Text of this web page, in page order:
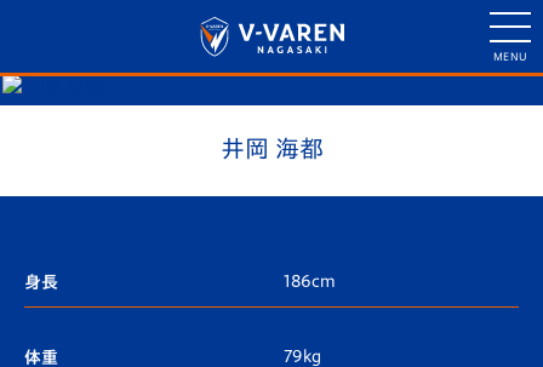
井岡 海都
身長 186cm
体重 79kg